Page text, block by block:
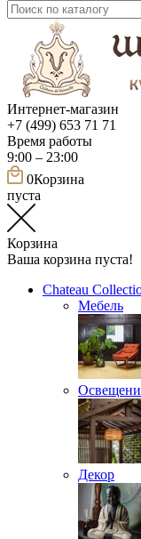
Интернет-магазин
+7 (499) 653 71 71
Время работы
9:00 – 23:00
0Корзина
пуста
Корзина
Ваша корзина пуста!
Chateau
Мебель
Декор